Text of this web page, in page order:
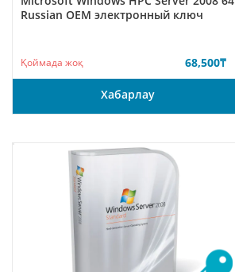
Russian ОЕМ электронный ключ
Қоймада жоқ 68,500₸
Хабарлау